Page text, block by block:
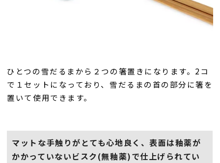
ひとつの雪だるまから２つの箸置きになります。2コ
で１セットになっており、雪だるまの首の部分に箸を
置いて使用できます。
マットな手触りがとても心地良く、表面は釉薬が
かかっていないビスク(無釉薬)で仕上げられてい